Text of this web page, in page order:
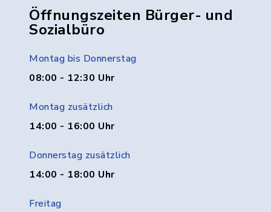
Öffnungszeiten Bürger- und
Sozialbüro
Montag bis Donnerstag
08:00 - 12:30 Uhr
Montag zusätzlich
14:00 - 16:00 Uhr
Donnerstag zusätzlich
14:00 - 18:00 Uhr
Freitag